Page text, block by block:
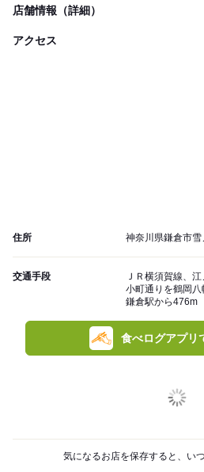
店舗情報（詳細）
アクセス
住所 神奈川県鎌倉市雪
交通手段
ＪＲ横須賀線、江
小町通りを鶴岡
鎌倉駅から476m
食べログアプリ
気になるお店を保存すると、い